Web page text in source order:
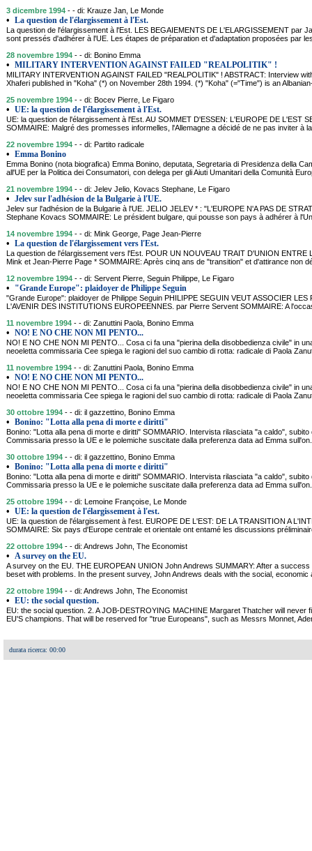
3 dicembre 1994 - - di: Krauze Jan, Le Monde
• La question de l'élargissement à l'Est.
La question de l'élargissement à l'Est. LES BEGAIEMENTS DE L'ELARGISSEMENT par
sont pressés d'adhérer à l'UE. Les étapes de préparation et d'adaptation proposées par
28 novembre 1994 - - di: Bonino Emma
• MILITARY INTERVENTION AGAINST FAILED "REALPOLITIK" !
MILITARY INTERVENTION AGAINST FAILED "REALPOLITIK" ! ABSTRACT: Interview
Xhaferi published in "Koha" (*) on November 28th 1994. (*) "Koha" (="Time") is an
25 novembre 1994 - - di: Bocev Pierre, Le Figaro
• UE: la question de l'élargissement à l'Est.
UE: la question de l'élargissement à l'Est. AU SOMMET D'ESSEN: L'EUROPE DE L'EST
SOMMAIRE: Malgré des promesses informelles, l'Allemagne a décidé de ne pas inviter à
22 novembre 1994 - - di: Partito radicale
• Emma Bonino
Emma Bonino (nota biografica) Emma Bonino, deputata, Segretaria di Presidenza della
all'UE per la Politica dei Consumatori, con delega per gli Aiuti Umanitari della Comunità
21 novembre 1994 - - di: Jelev Jelio, Kovacs Stephane, Le Figaro
• Jelev sur l'adhésion de la Bulgarie à l'UE.
Jelev sur l'adhésion de la Bulgarie à l'UE. JELIO JELEV * : "L'EUROPE N'A PAS DE
Stephane Kovacs SOMMAIRE: Le président bulgare, qui pousse son pays à adhérer à
14 novembre 1994 - - di: Mink George, Page Jean-Pierre
• La question de l'élargissement vers l'Est.
La question de l'élargissement vers l'Est. POUR UN NOUVEAU TRAIT D'UNION ENTRE
Mink et Jean-Pierre Page * SOMMAIRE: Après cinq ans de "transition" et d'attirance non
12 novembre 1994 - - di: Servent Pierre, Seguin Philippe, Le Figaro
• "Grande Europe": plaidoyer de Philippe Seguin
"Grande Europe": plaidoyer de Philippe Seguin PHILIPPE SEGUIN VEUT ASSOCIER LES
L'AVENIR DES INSTITUTIONS EUROPEENNES. par Pierre Servent SOMMAIRE: A
11 novembre 1994 - - di: Zanuttini Paola, Bonino Emma
• NO! E NO CHE NON MI PENTO...
NO! E NO CHE NON MI PENTO... Cosa ci fa una "pierina della disobbedienza civile" in
neoeletta commissaria Cee spiega le ragioni del suo cambio di rotta: radicale di Paola
11 novembre 1994 - - di: Zanuttini Paola, Bonino Emma
• NO! E NO CHE NON MI PENTO...
NO! E NO CHE NON MI PENTO... Cosa ci fa una "pierina della disobbedienza civile" in
neoeletta commissaria Cee spiega le ragioni del suo cambio di rotta: radicale di Paola
30 ottobre 1994 - - di: il gazzettino, Bonino Emma
• Bonino: "Lotta alla pena di morte e diritti"
Bonino: "Lotta alla pena di morte e diritti" SOMMARIO. Intervista rilasciata "a caldo", subito
Commissaria presso la UE e le polemiche suscitate dalla preferenza data ad Emma
30 ottobre 1994 - - di: il gazzettino, Bonino Emma
• Bonino: "Lotta alla pena di morte e diritti"
Bonino: "Lotta alla pena di morte e diritti" SOMMARIO. Intervista rilasciata "a caldo", subito
Commissaria presso la UE e le polemiche suscitate dalla preferenza data ad Emma
25 ottobre 1994 - - di: Lemoine Françoise, Le Monde
• UE: la question de l'élargissement à l'est.
UE: la question de l'élargissement à l'est. EUROPE DE L'EST: DE LA TRANSITION A
SOMMAIRE: Six pays d'Europe centrale et orientale ont entamé les discussions
22 ottobre 1994 - - di: Andrews John, The Economist
• A survey on the EU.
A survey on the EU. THE EUROPEAN UNION John Andrews SUMMARY: After a
beset with problems. In the present survey, John Andrews deals with the social, economic
22 ottobre 1994 - - di: Andrews John, The Economist
• EU: the social question.
EU: the social question. 2. A JOB-DESTROYING MACHINE Margaret Thatcher will never
EU'S champions. That will be reserved for "true Europeans", such as Messrs Monnet,
durata ricerca: 00:00